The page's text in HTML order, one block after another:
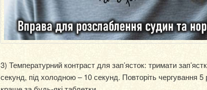
3) Температурний контраст для зап’ясток: тримати
секунд, під холодною – 10 секунд. Повторіть чергування